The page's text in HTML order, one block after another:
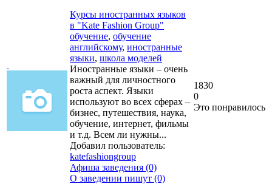
Курсы иностранных языков
в "Kate Fashion Group"
обучение, обучение
английскому, иностранные
языки, школа моделей
Иностранные языки – очень
важный для личностного
роста аспект. Языки
используют во всех сферах –
бизнес, путешествия, наука,
обучение, интернет, фильмы
и т.д. Всем ли нужны...
Добавил пользователь:
katefashiongroup
Афиша заведения (0)
О заведении пишут (0)
1830
0
Это понравилось